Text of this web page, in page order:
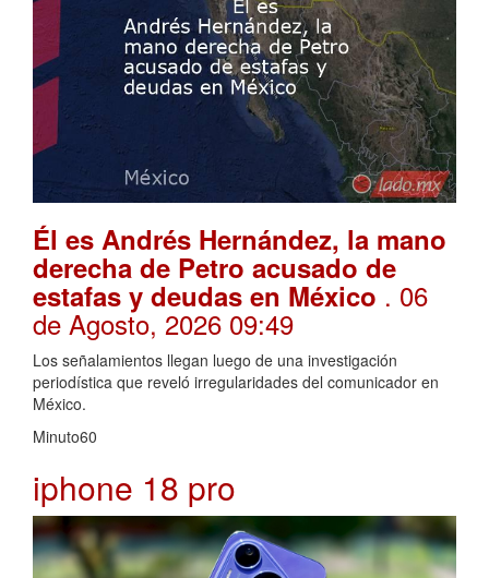
Él es Andrés Hernández, la mano
derecha de Petro acusado de
estafas y deudas en México . 06
de Agosto, 2026 09:49
Los señalamientos llegan luego de una investigación
periodística que reveló irregularidades del comunicador en
México.
Minuto60
iphone 18 pro